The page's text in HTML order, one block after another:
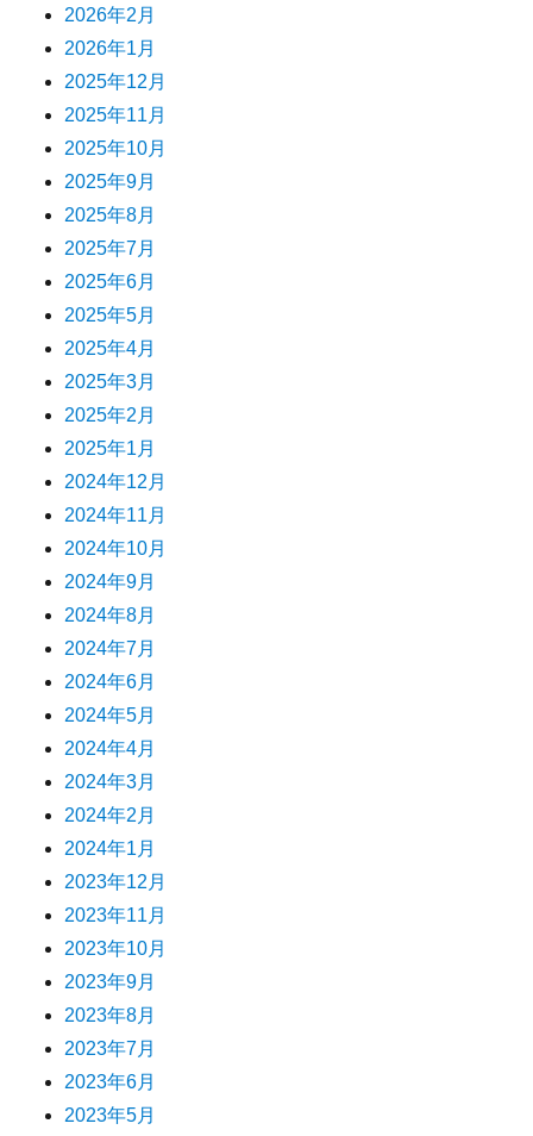
2026年2月
2026年1月
2025年12月
2025年11月
2025年10月
2025年9月
2025年8月
2025年7月
2025年6月
2025年5月
2025年4月
2025年3月
2025年2月
2025年1月
2024年12月
2024年11月
2024年10月
2024年9月
2024年8月
2024年7月
2024年6月
2024年5月
2024年4月
2024年3月
2024年2月
2024年1月
2023年12月
2023年11月
2023年10月
2023年9月
2023年8月
2023年7月
2023年6月
2023年5月